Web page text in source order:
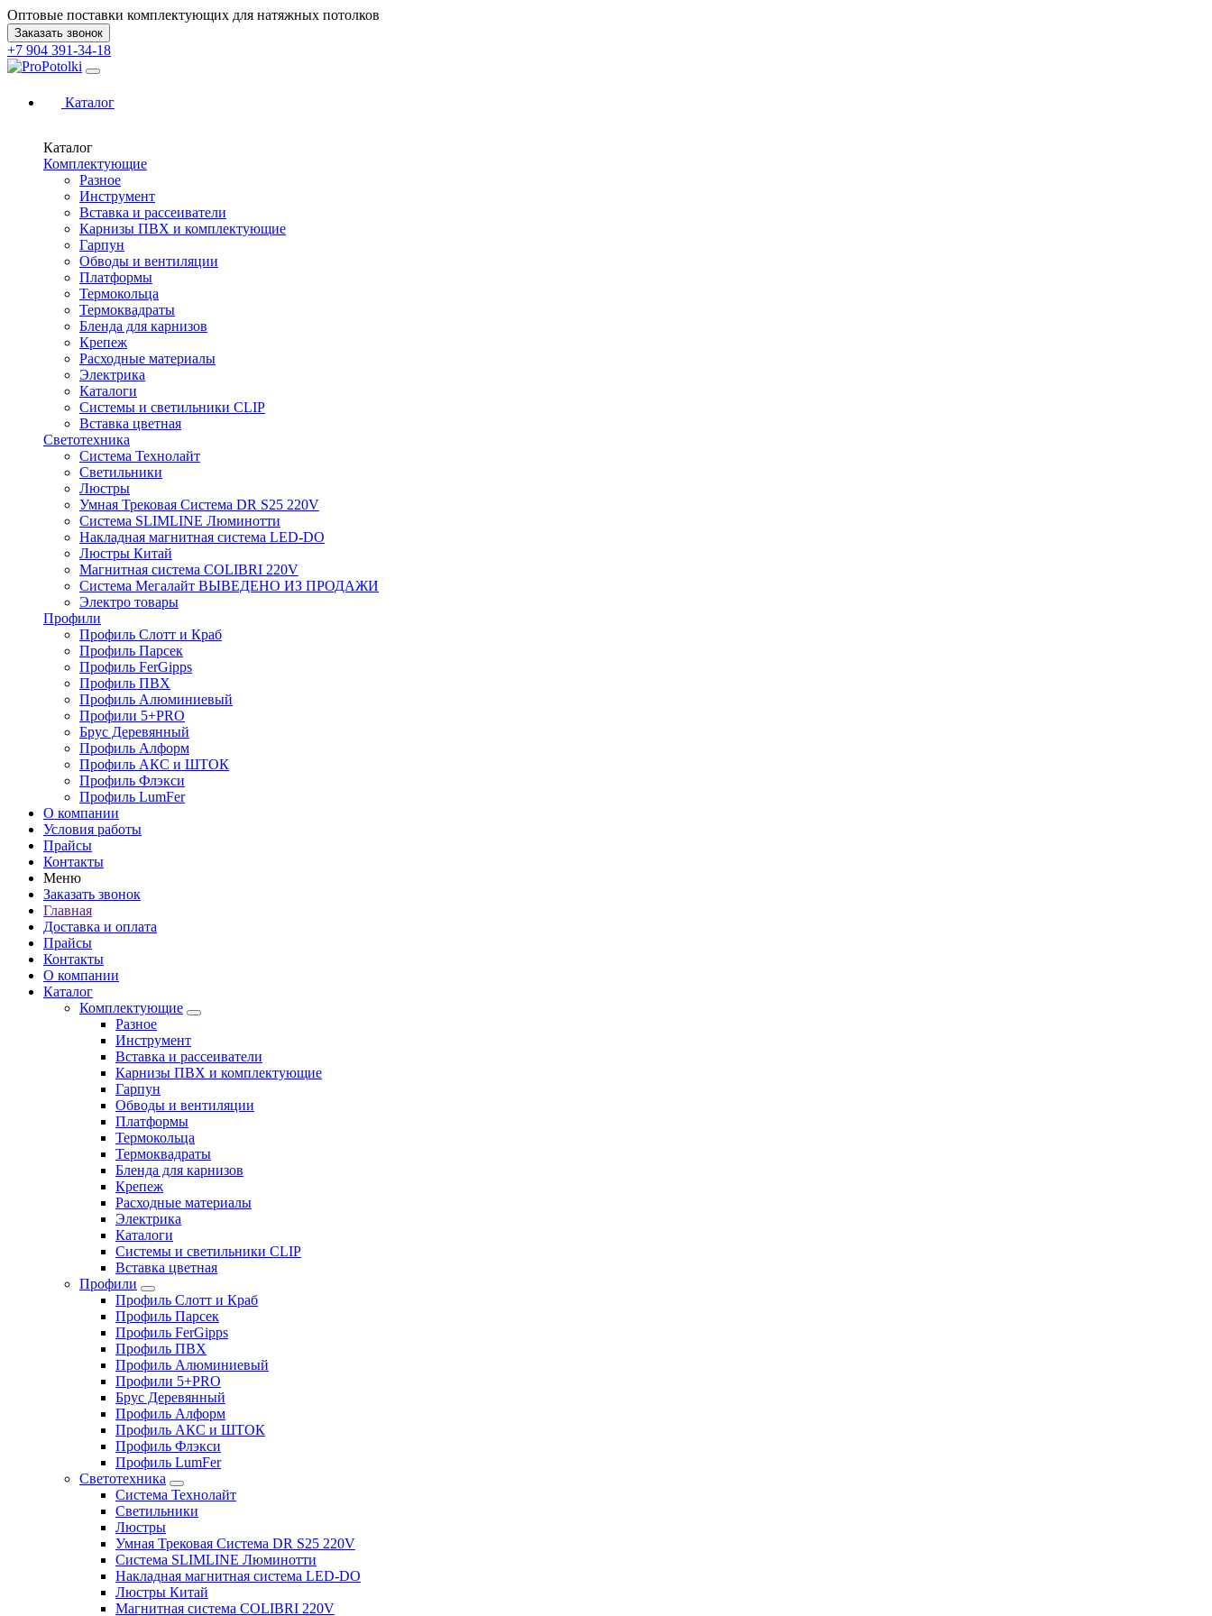
Оптовые поставки комплектующих для натяжных потолков
Заказать звонок
+7 904 391-34-18
Каталог
Каталог
Комплектующие
Разное
Инструмент
Вставка и рассеиватели
Карнизы ПВХ и комплектующие
Гарпун
Обводы и вентиляции
Платформы
Термокольца
Термоквадраты
Бленда для карнизов
Крепеж
Расходные материалы
Электрика
Каталоги
Системы и светильники CLIP
Вставка цветная
Светотехника
Система Технолайт
Светильники
Люстры
Умная Трековая Система DR S25 220V
Система SLIMLINE Люминотти
Накладная магнитная система LED-DO
Люстры Китай
Магнитная система COLIBRI 220V
Система Мегалайт ВЫВЕДЕНО ИЗ ПРОДАЖИ
Электро товары
Профили
Профиль Слотт и Краб
Профиль Парсек
Профиль FerGipps
Профиль ПВХ
Профиль Алюминиевый
Профили 5+PRO
Брус Деревянный
Профиль Алформ
Профиль АКС и ШТОК
Профиль Флэкси
Профиль LumFer
О компании
Условия работы
Прайсы
Контакты
Меню
Заказать звонок
Главная
Доставка и оплата
Прайсы
Контакты
О компании
Каталог
Комплектующие
Разное
Инструмент
Вставка и рассеиватели
Карнизы ПВХ и комплектующие
Гарпун
Обводы и вентиляции
Платформы
Термокольца
Термоквадраты
Бленда для карнизов
Крепеж
Расходные материалы
Электрика
Каталоги
Системы и светильники CLIP
Вставка цветная
Профили
Профиль Слотт и Краб
Профиль Парсек
Профиль FerGipps
Профиль ПВХ
Профиль Алюминиевый
Профили 5+PRO
Брус Деревянный
Профиль Алформ
Профиль АКС и ШТОК
Профиль Флэкси
Профиль LumFer
Светотехника
Система Технолайт
Светильники
Люстры
Умная Трековая Система DR S25 220V
Система SLIMLINE Люминотти
Накладная магнитная система LED-DO
Люстры Китай
Магнитная система COLIBRI 220V